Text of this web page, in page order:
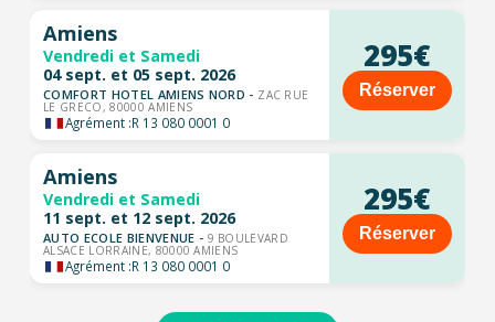
Amiens
Vendredi et Samedi
04 sept. et 05 sept. 2026
COMFORT HOTEL AMIENS NORD - ZAC RUE
LE GRECO, 80000 AMIENS
Agrément :R 13 080 0001 0
295€
Réserver
Amiens
Vendredi et Samedi
11 sept. et 12 sept. 2026
AUTO ECOLE BIENVENUE - 9 BOULEVARD
ALSACE LORRAINE, 80000 AMIENS
Agrément :R 13 080 0001 0
295€
Réserver